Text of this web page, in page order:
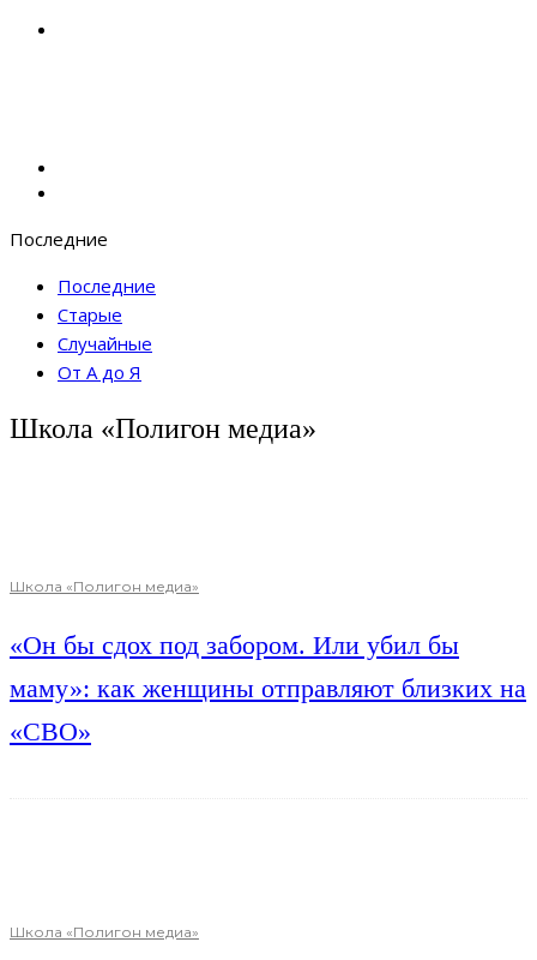
Последние
Последние
Старые
Случайные
От А до Я
Школа «Полигон медиа»
Школа «Полигон медиа»
«Он бы сдох под забором. Или убил бы
маму»: как женщины отправляют близких на
«СВО»
Школа «Полигон медиа»